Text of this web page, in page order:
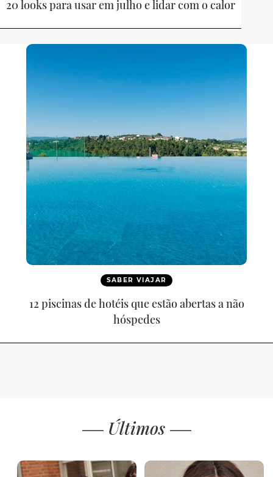
20 looks para usar em julho e lidar com o calor
SABER VIAJAR
12 piscinas de hotéis que estão abertas a não
hóspedes
Últimos